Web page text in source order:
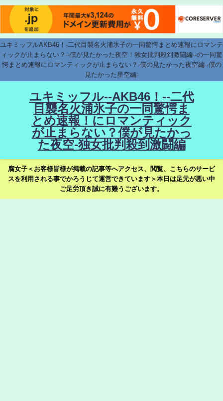
ユキミッフルAKB46！-二代目襲名火浦氷子の一同驚愕まとめ速報にロマンテ
ィックが止まらない？--僕が見たかった夜空！独女批判殺到激闘編--の一同驚
愕まとめ速報にロマンティックが止まらない？-僕の見たかった夜空編--僕の
見たかった星空編-
ユキミッフル--AKB46！--二代
目襲名火浦氷子の一同驚愕ま
とめ速報！にロマンティック
が止まらない？僕が見たかっ
た夜空-独女批判殺到激闘編
腐女子＜お客様皆様が掲載の記事等へアクセス、閲覧、こちらのサービ
スを利用される事でかろうじて運営できています＞本日は足元が悪い中
ご足労頂き誠に有難うございます。